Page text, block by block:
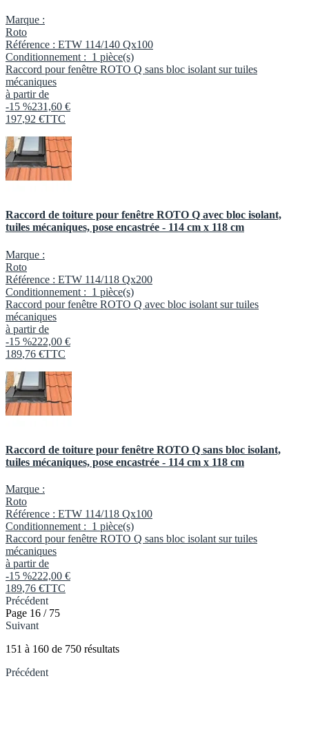
Marque :
Roto
Référence : ETW 114/140 Qx100
Conditionnement : 1 pièce(s)
Raccord pour fenêtre ROTO Q sans bloc isolant sur tuiles
mécaniques
à partir de
-15 %231,60 €
197,92 €TTC
Raccord de toiture pour fenêtre ROTO Q avec bloc isolant,
tuiles mécaniques, pose encastrée - 114 cm x 118 cm
Marque :
Roto
Référence : ETW 114/118 Qx200
Conditionnement : 1 pièce(s)
Raccord pour fenêtre ROTO Q avec bloc isolant sur tuiles
mécaniques
à partir de
-15 %222,00 €
189,76 €TTC
Raccord de toiture pour fenêtre ROTO Q sans bloc isolant,
tuiles mécaniques, pose encastrée - 114 cm x 118 cm
Marque :
Roto
Référence : ETW 114/118 Qx100
Conditionnement : 1 pièce(s)
Raccord pour fenêtre ROTO Q sans bloc isolant sur tuiles
mécaniques
à partir de
-15 %222,00 €
189,76 €TTC
Précédent
Page 16 / 75
Suivant
151 à 160 de 750 résultats
Précédent